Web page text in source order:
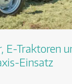
E-Traktoren
Einsatz